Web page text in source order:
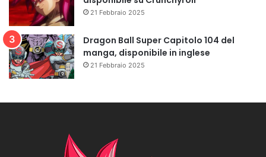
21 Febbraio 2025
Dragon Ball Super Capitolo 104 del
manga, disponibile in inglese
21 Febbraio 2025